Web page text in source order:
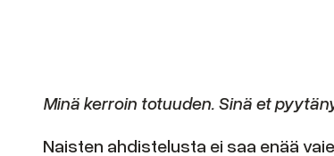
Minä kerroin totuuden. Sinä et
Naisten ahdistelusta ei saa enää